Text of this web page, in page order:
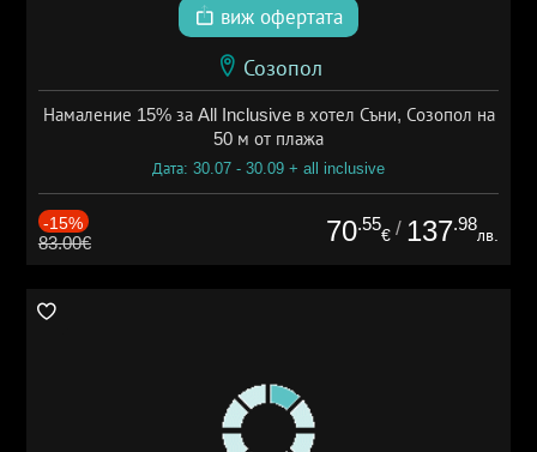
виж офертата
Созопол
Намаление 15% за All Inclusive в хотел Съни, Созопол на
50 м от плажа
Дата: 30.07 - 30.09 + all inclusive
-15%
83.00€ 70.55
€ / 137.98
лв.